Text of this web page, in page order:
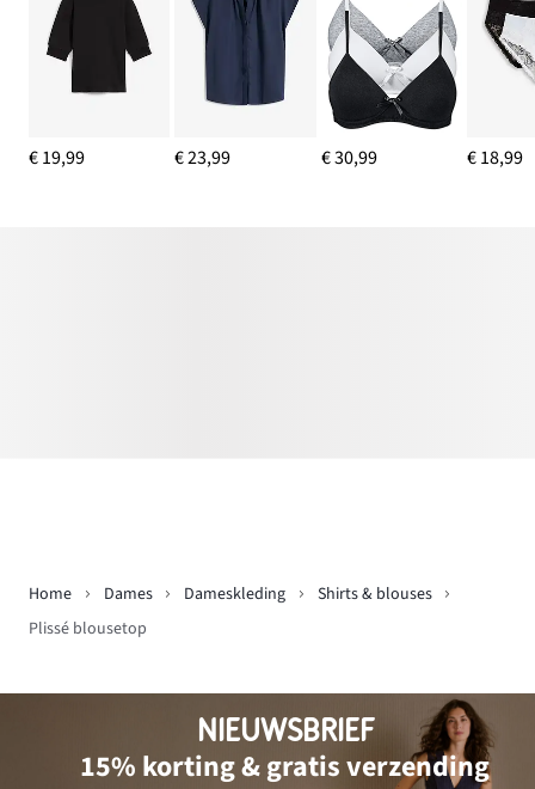
€ 19,99 € 23,99 € 30,99 € 18,99
Home Dames Dameskleding
Shirts & blouses
Plissé blousetop
NIEUWSBRIEF
15% korting & gratis verzending